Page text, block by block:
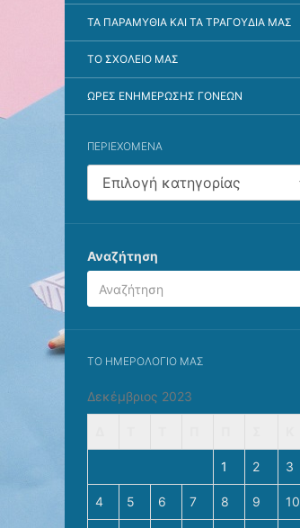
ΤΑ ΠΑΡΑΜΎΘΙΑ ΚΑΙ ΤΑ ΤΡΑΓΟΎΔΙΑ ΜΑΣ
ΤΟ ΣΧΟΛΕΊΟ ΜΑΣ
ΏΡΕΣ ΕΝΗΜΈΡΩΣΗΣ ΓΟΝΈΩΝ
ΠΕΡΙΕΧΌΜΕΝΑ
περιεχόμενα
Αναζήτηση
ΤΟ ΗΜΕΡΟΛΌΓΙΌ ΜΑΣ
Δεκέμβριος 2023
1 2 3
4 5 6 7 8 9 10